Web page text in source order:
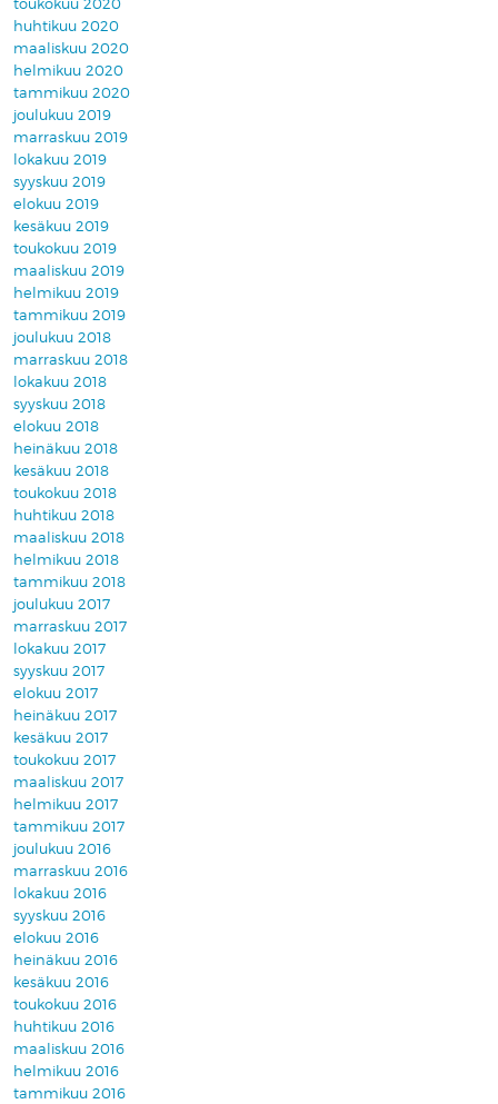
toukokuu 2020
huhtikuu 2020
maaliskuu 2020
helmikuu 2020
tammikuu 2020
joulukuu 2019
marraskuu 2019
lokakuu 2019
syyskuu 2019
elokuu 2019
kesäkuu 2019
toukokuu 2019
maaliskuu 2019
helmikuu 2019
tammikuu 2019
joulukuu 2018
marraskuu 2018
lokakuu 2018
syyskuu 2018
elokuu 2018
heinäkuu 2018
kesäkuu 2018
toukokuu 2018
huhtikuu 2018
maaliskuu 2018
helmikuu 2018
tammikuu 2018
joulukuu 2017
marraskuu 2017
lokakuu 2017
syyskuu 2017
elokuu 2017
heinäkuu 2017
kesäkuu 2017
toukokuu 2017
maaliskuu 2017
helmikuu 2017
tammikuu 2017
joulukuu 2016
marraskuu 2016
lokakuu 2016
syyskuu 2016
elokuu 2016
heinäkuu 2016
kesäkuu 2016
toukokuu 2016
huhtikuu 2016
maaliskuu 2016
helmikuu 2016
tammikuu 2016